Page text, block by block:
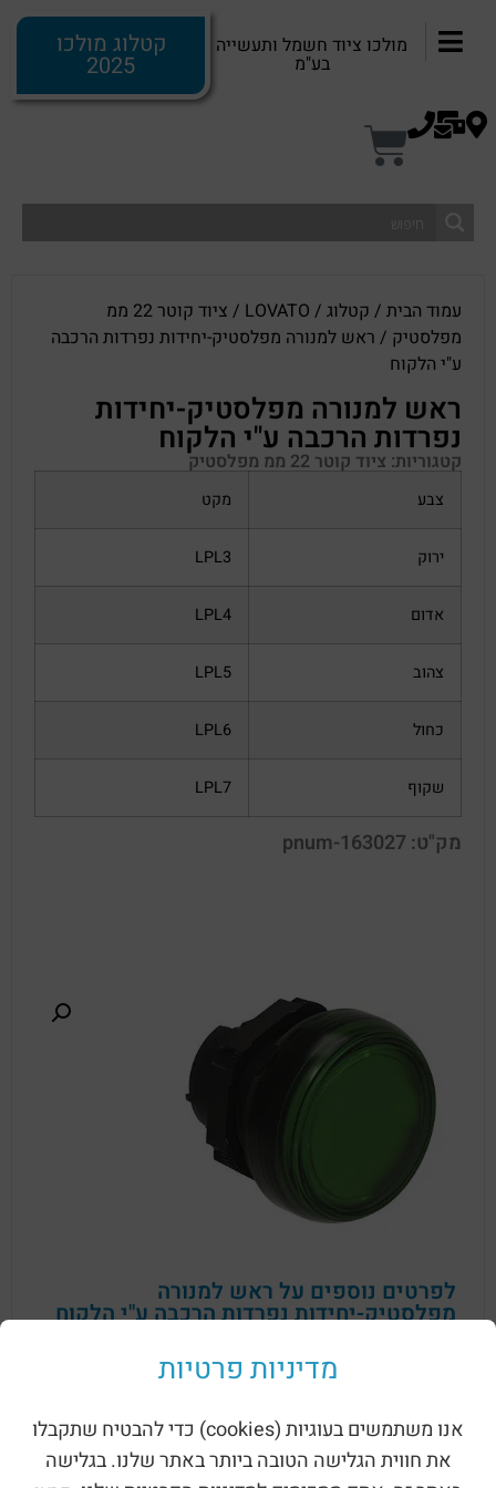
מדיניות פרטיות
אנו משתמשים בעוגיות (cookies) כדי להבטיח שתקבלו
את חווית הגלישה הטובה ביותר באתר שלנו. בגלישה
מולכו ציוד חשמל ותעשייה
בע"מ
קטלוג מולכו
2025
עמוד הבית / קטלוג /
LOVATO
/
ציוד קוטר 22 ממ
מפלסטיק / ראש למנורה מפלסטיק-יחידות נפרדות הרכבה
ע"י הלקוח
ראש למנורה מפלסטיק-יחידות
נפרדות הרכבה ע"י הלקוח
קטגוריות: ציוד קוטר 22 ממ מפלסטיק
צבע מקט
ירוק LPL3
אדום LPL4
צהוב LPL5
כחול LPL6
שקוף LPL7
מק"ט: pnum-163027
לפרטים נוספים על ראש למנורה
מפלסטיק-יחידות נפרדות הרכבה ע"י הלקוח